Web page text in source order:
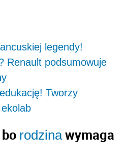
legendy!
Renault podsumowuje
Tworzy
rodzinawymaga